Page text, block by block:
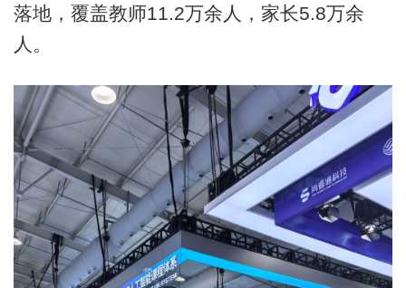
落地，覆盖教师11.2万余人，家长5.8万余
人。